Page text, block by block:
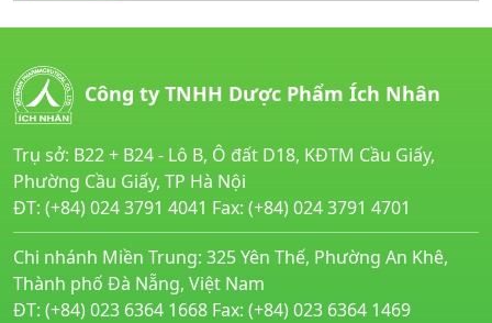
Công ty TNHH Dược Phẩm Ích Nhân
Trụ sở: B22 + B24 - Lô B, Ô đất D18, KĐTM Cầu Giấy,
Phường Cầu Giấy, TP Hà Nội
ĐT: (+84) 024 3791 4041 Fax: (+84) 024 3791 4701
Chi nhánh Miền Trung: 325 Yên Thế, Phường An Khê,
Thành phố Đà Nẵng, Việt Nam
ĐT: (+84) 023 6364 1668 Fax: (+84) 023 6364 1469